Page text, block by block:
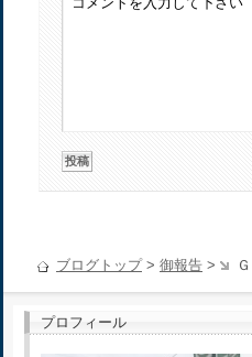
ブログトップ> 御報告 >
プロフィール